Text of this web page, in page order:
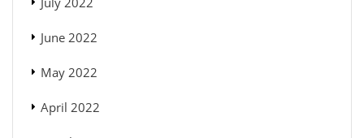
June 2022
May 2022
April 2022